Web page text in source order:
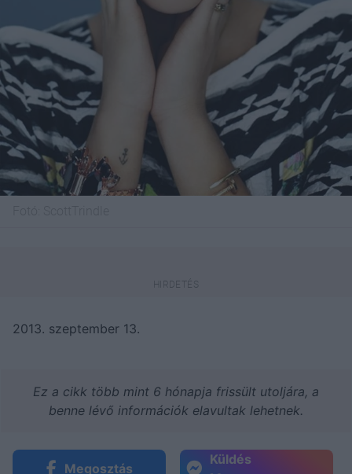
2013. szeptember 13.
Ez a cikk több mint 6 hónapja frissült utoljára, a
benne lévő információk elavultak lehetnek.
Megosztás
Küldés